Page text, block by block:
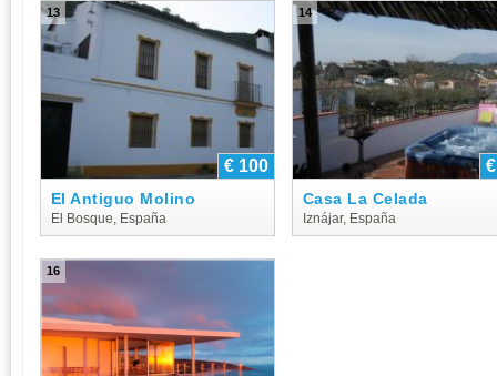
13
€ 100
El Antiguo Molino
El Bosque, España
14
Casa La Celada
Iznájar, España
16